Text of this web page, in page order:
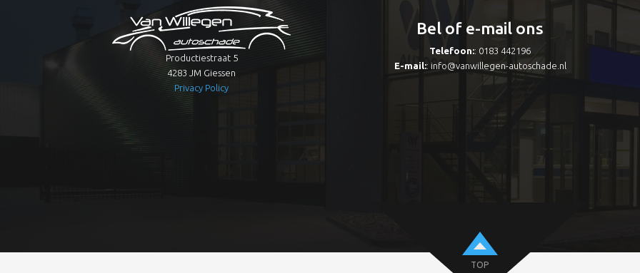
Productiestraat 5
4283 JM Giessen
Privacy Policy
Bel of e-mail ons
Telefoon:: 0183 442196
E-mail:: info@vanwillegen-autoschade.nl
TOP